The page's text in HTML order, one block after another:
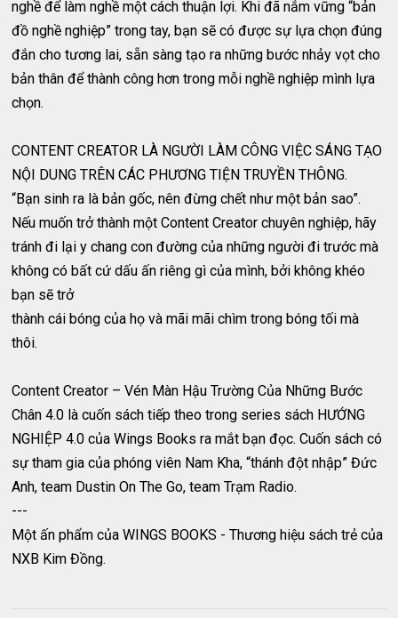
nghề để làm nghề một cách thuận lợi. Khi đã nắm vững “bản
đồ nghề nghiệp” trong tay, bạn sẽ có được sự lựa chọn đúng
đắn cho tương lai, sẵn sàng tạo ra những bước nhảy vọt cho
bản thân để thành công hơn trong mỗi nghề nghiệp mình lựa
chọn.
CONTENT CREATOR LÀ NGƯỜI LÀM CÔNG VIỆC SÁNG TẠO
NỘI DUNG TRÊN CÁC PHƯƠNG TIỆN TRUYỀN THÔNG.
“Bạn sinh ra là bản gốc, nên đừng chết như một bản sao”.
Nếu muốn trở thành một Content Creator chuyên nghiệp, hãy
tránh đi lại y chang con đường của những người đi trước mà
không có bất cứ dấu ấn riêng gì của mình, bởi không khéo
bạn sẽ trở
thành cái bóng của họ và mãi mãi chìm trong bóng tối mà
thôi.
Content Creator – Vén Màn Hậu Trường Của Những Bước
Chân 4.0 là cuốn sách tiếp theo trong series sách HƯỚNG
NGHIỆP 4.0 của Wings Books ra mắt bạn đọc. Cuốn sách có
sự tham gia của phóng viên Nam Kha, “thánh đột nhập” Đức
Anh, team Dustin On The Go, team Trạm Radio.
---
Một ấn phẩm của WINGS BOOKS - Thương hiệu sách trẻ của
NXB Kim Đồng.